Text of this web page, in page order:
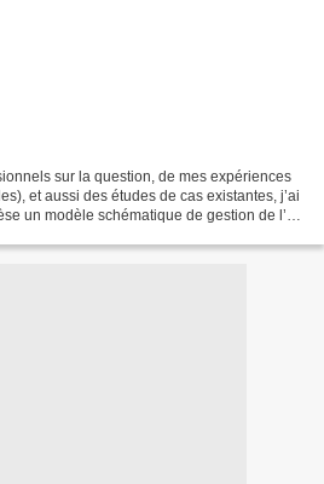
sur la question, de mes expériences
et aussi des études de cas existantes, j’ai
un modèle schématique de gestion de l’e-